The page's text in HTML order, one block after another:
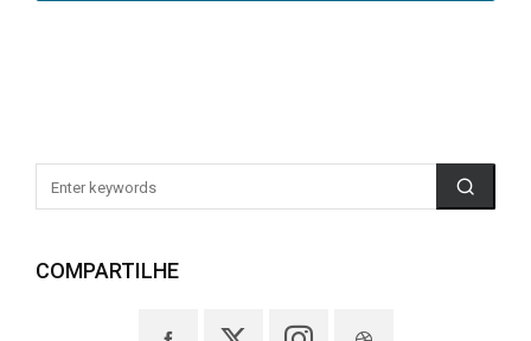
COMPARTILHE